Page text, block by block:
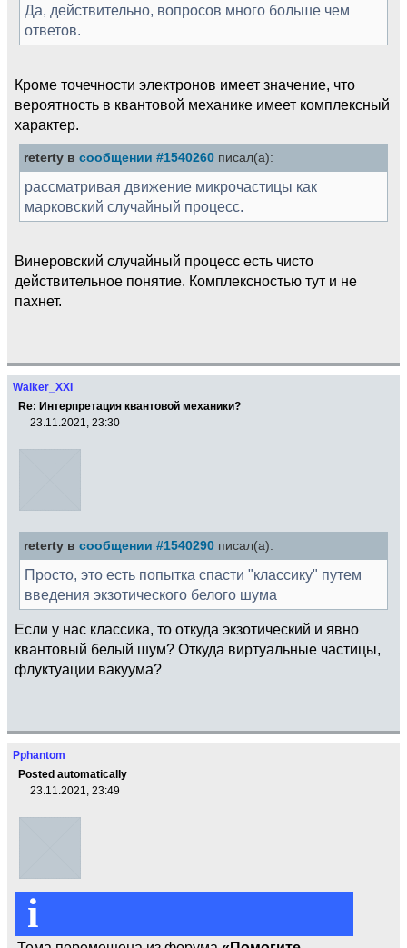
Да, действительно, вопросов много больше чем
ответов.
Кроме точечности электронов имеет значение, что
вероятность в квантовой механике имеет комплексный
характер.
reterty в сообщении #1540260 писал(а):
рассматривая движение микрочастицы как
марковский случайный процесс.
Винеровский случайный процесс есть чисто
действительное понятие. Комплексностью тут и не
пахнет.
Walker_XXI
Re: Интерпретация квантовой механики?
23.11.2021, 23:30
reterty в сообщении #1540290 писал(а):
Просто, это есть попытка спасти "классику" путем
введения экзотического белого шума
Если у нас классика, то откуда экзотический и явно
квантовый белый шум? Откуда виртуальные частицы,
флуктуации вакуума?
Pphantom
Posted automatically
23.11.2021, 23:49
i